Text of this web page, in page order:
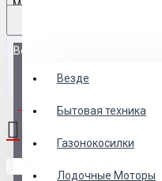
Menu
Везде
Везде
Бытовая техника
Газонокосилки
Лодочные Моторы
0 товар(ов) - 0 р.